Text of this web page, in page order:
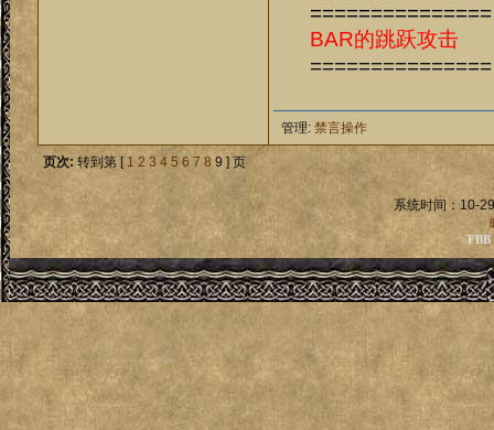
===============
BAR的跳跃攻击
===============
管理: 禁言操作
页次: 转到第 [ 1 2 3 4 5 6 7 8 9 ] 页
系统时间：10-
FBB